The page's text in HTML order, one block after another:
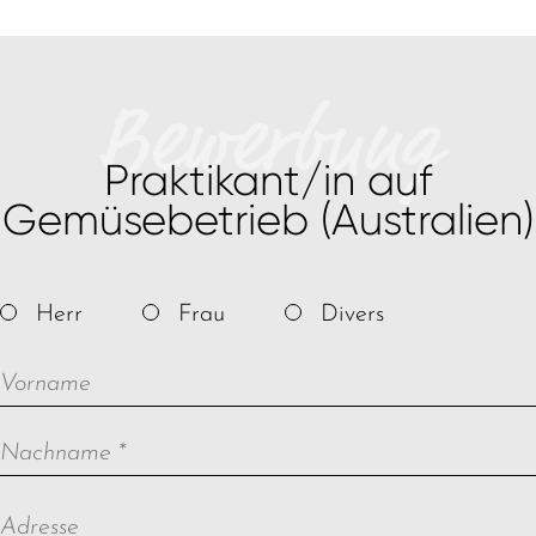
Bewerbung
Praktikant/in auf
Gemüsebetrieb (Australien)
Herr Frau Divers
Vorname
Pflichtfeld
Nachname *
Adresse